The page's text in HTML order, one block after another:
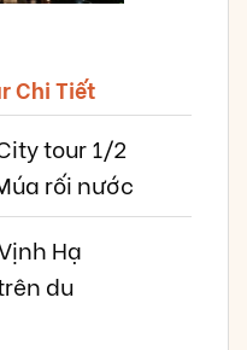
Chi Tiết
tour 1/2
rối nước
Hạ
du